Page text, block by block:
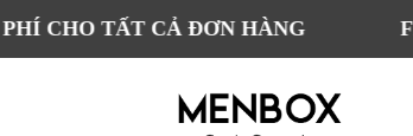
TẤT CẢ ĐƠN HÀNG FREE